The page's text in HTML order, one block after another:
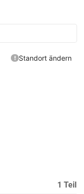
1 Teil